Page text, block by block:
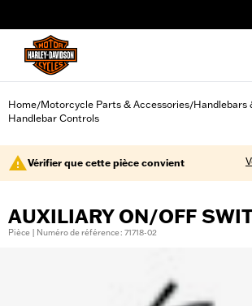
Home/Motorcycle Parts & Accessories/Handlebars
Handlebar Controls
Vérifier que cette pièce convient
AUXILIARY ON/OFF
Pièce | Numéro de référence : 71718-02